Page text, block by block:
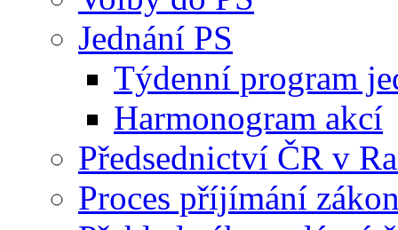
Jednání PS
Týdenní program
Harmonogram akcí
Předsednictví ČR v
Proces příjímání